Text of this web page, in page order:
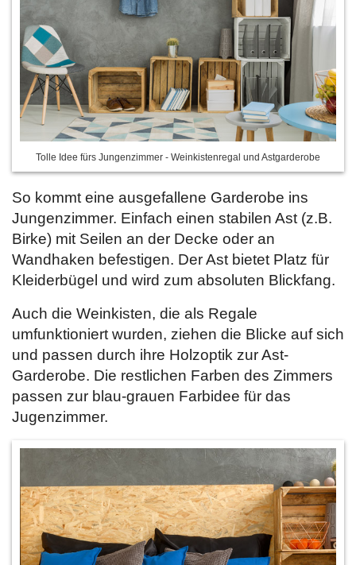
Tolle Idee fürs Jungenzimmer - Weinkistenregal und Astgarderobe
So kommt eine ausgefallene Garderobe ins
Jungenzimmer. Einfach einen stabilen Ast (z.B.
Birke) mit Seilen an der Decke oder an
Wandhaken befestigen. Der Ast bietet Platz für
Kleiderbügel und wird zum absoluten Blickfang.
Auch die Weinkisten, die als Regale
umfunktioniert wurden, ziehen die Blicke auf sich
und passen durch ihre Holzoptik zur Ast-
Garderobe. Die restlichen Farben des Zimmers
passen zur blau-grauen Farbidee für das
Jugenzimmer.